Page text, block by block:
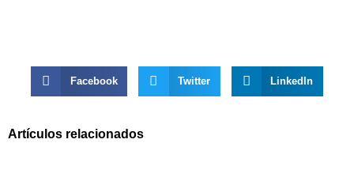
Facebook Twitter LinkedIn
Artículos relacionados